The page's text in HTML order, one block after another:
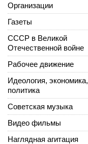
Организации
Газеты
СССР в Великой
Отечественной войне
Рабочее движение
Идеология, экономика,
политика
Советская музыка
Видео фильмы
Наглядная агитация